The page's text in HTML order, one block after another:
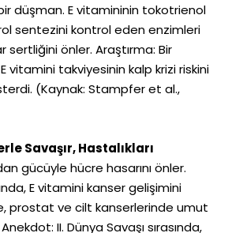
düşman. E vitamininin tokotrienol
sentezini kontrol eden enzimleri
sertliğini önler. Araştırma: Bir
vitamini takviyesinin kalp krizi riskini
(Kaynak: Stampfer et al.,
Savaşır, Hastalıkları
gücüyle hücre hasarını önler.
E vitamini kanser gelişimini
prostat ve cilt kanserlerinde umut
II. Dünya Savaşı sırasında,